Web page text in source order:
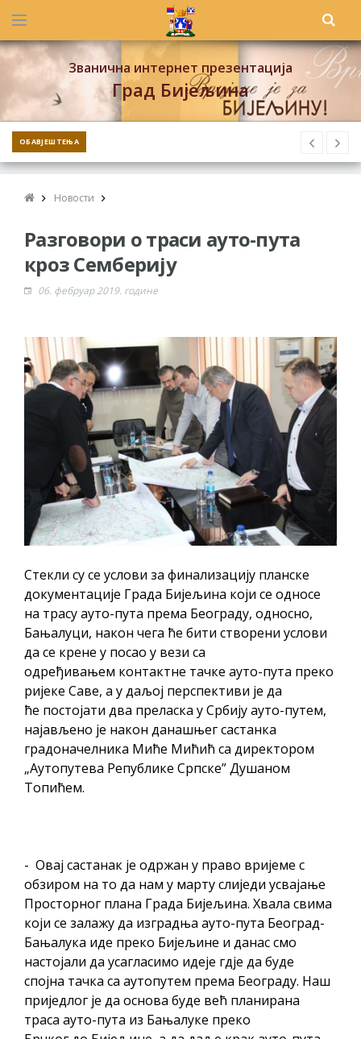
Званична интернет презентација
Град Бијељина
ОБАВЈЕШТЕЊА
Новости
Разговори о траси ауто-пута
кроз Семберију
06. фебруар 2019. године
Стекли су се услови за финализацију планске
документације Града Бијељина који се односе
на трасу ауто-пута према Београду, односно,
Бањалуци, након чега ће бити створени услови
да се крене у посао у вези са
одређивањем контактне тачке ауто-пута преко
ријеке Саве, а у даљој перспективи је да
ће постојати два преласка у Србију ауто-путем,
најављено је након данашњег састанка
градоначелника Миће Мићић са директором
„Аутопутева Републике Српске” Душаном
Топићем.
- Овај састанак је одржан у право вријеме с
обзиром на то да нам у марту слиједи усвајање
Просторног плана Града Бијељина. Хвала свима
који се залажу да изградња ауто-пута Београд-
Бањалука иде преко Бијељине и данас смо
настојали да усагласимо идеје гдје да буде
спојна тачка са аутопутем према Београду. Наш
приједлог је да основа буде већ планирана
траса ауто-пута из Бањалуке преко